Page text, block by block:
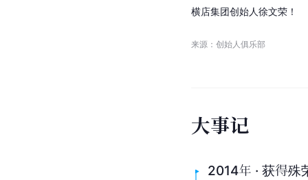
横店集团创 始 人 徐文荣 ！
来源：创始人俱乐部
大事记
2014年 · 获得殊